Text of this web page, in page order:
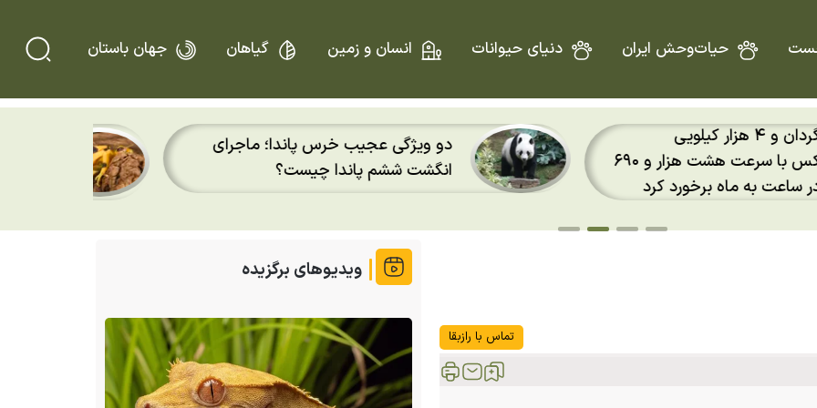
حیات‌وحش ایران دنیای حیوانات انسان و زمین گیاهان جهان باستان
اسپیس‌اکس با سرعت هشت هزار و ۶۹۰
کرد
دو ویژگی عجیب خرس پاندا؛ ماجرای
انگشت ششم پاندا چیست؟
پس از ۲۰ سال؛
دوباره باران را روی
کردند
تماس با رازبقا
ویدیوهای برگزیده